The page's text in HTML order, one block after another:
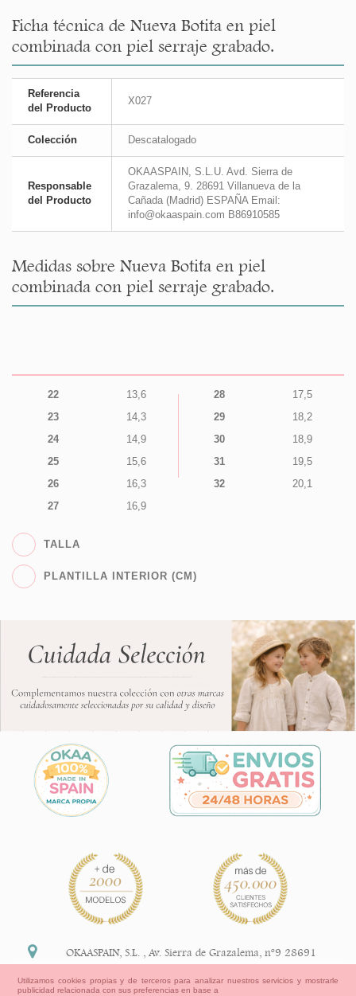
Ficha técnica de Nueva Botita en piel
combinada con piel serraje grabado.
Referencia
del Producto
X027
Colección Descatalogado
Responsable
del Producto
OKAASPAIN, S.L.U. Avd. Sierra de
Grazalema, 9. 28691 Villanueva de la
Cañada (Madrid) ESPAÑA Email:
info@okaaspain.com B86910585
Medidas sobre Nueva Botita en piel
combinada con piel serraje grabado.
22
13,6
23
14,3
24
14,9
25
15,6
26
16,3
27
16,9
28
17,5
29
18,2
30
18,9
31
19,5
32
20,1
TALLA
PLANTILLA INTERIOR (CM)
OKAASPAIN, S.L. ,Av. Sierra de Grazalema, nº9 28691
Utilizamos cookies propias y de terceros para analizar nuestros servicios y mostrarle
publicidad relacionada con sus preferencias en base a